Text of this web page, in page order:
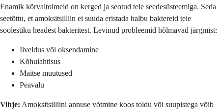
Enamik kõrvaltoimeid on kerged ja seotud teie seedesüsteemiga. Seda
seetõttu, et amoksitsilliin ei suuda eristada halbu baktereid teie
soolestiku headest bakteritest. Levinud probleemid hõlmavad järgmist:
Iiveldus või oksendamine
Kõhulahtisus
Maitse muutused
Peavalu
Vihje: Amoksitsilliini annuse võtmine koos toidu või suupistega võib